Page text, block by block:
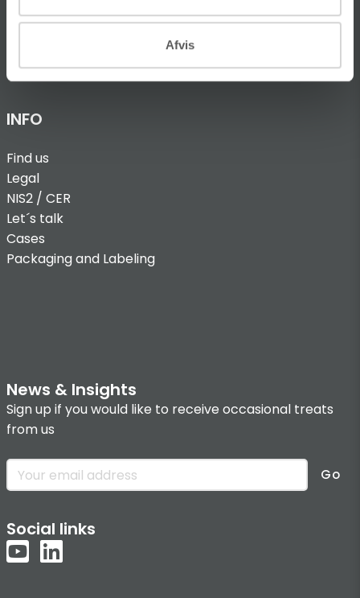
Afvis
INFO
Find us
Legal
NIS2 / CER
Let´s talk
Cases
Packaging and Labeling
News & Insights
Sign up if you would like to receive occasional treats
from us
Go
Social links